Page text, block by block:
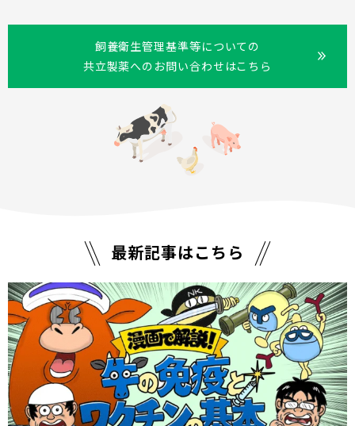
飼養衛生管理基準等についての
共立製薬へのお問い合わせはこちら
最新記事はこちら